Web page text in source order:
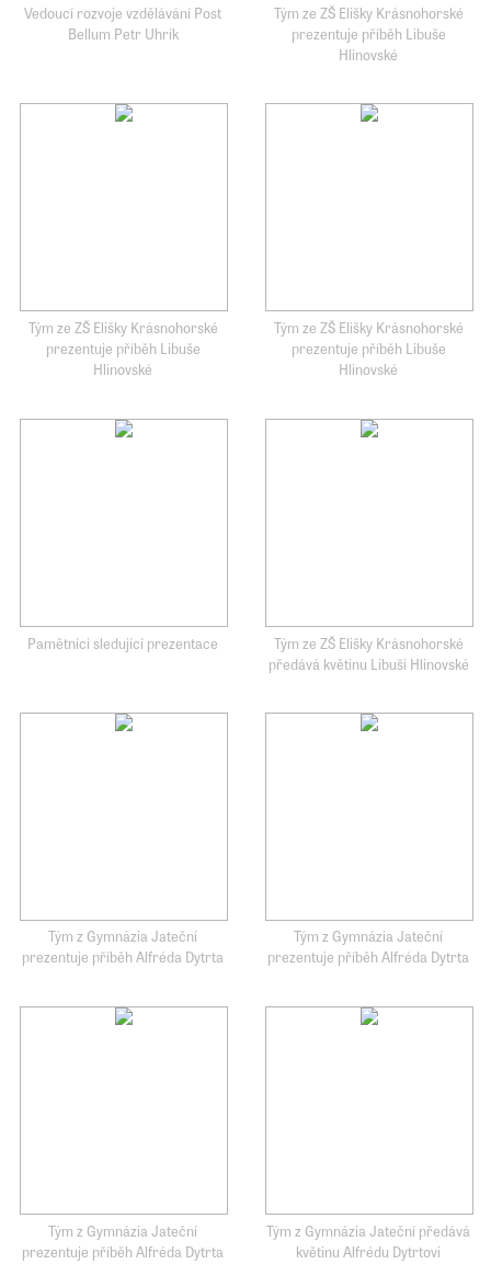
Vedoucí rozvoje vzdělávání Post
Bellum Petr Uhrík
Tým ze ZŠ Elišky Krásnohorské
prezentuje příběh Libuše
Hlinovské
Tým ze ZŠ Elišky Krásnohorské
prezentuje příběh Libuše
Hlinovské
Tým ze ZŠ Elišky Krásnohorské
prezentuje příběh Libuše
Hlinovské
Pamětníci sledující prezentace
Tým ze ZŠ Elišky Krásnohorské
předává květinu Libuši Hlinovské
Tým z Gymnázia Jateční
prezentuje příběh Alfréda Dytrta
Tým z Gymnázia Jateční
prezentuje příběh Alfréda Dytrta
Tým z Gymnázia Jateční
prezentuje příběh Alfréda Dytrta
Tým z Gymnázia Jateční předává
květinu Alfrédu Dytrtovi